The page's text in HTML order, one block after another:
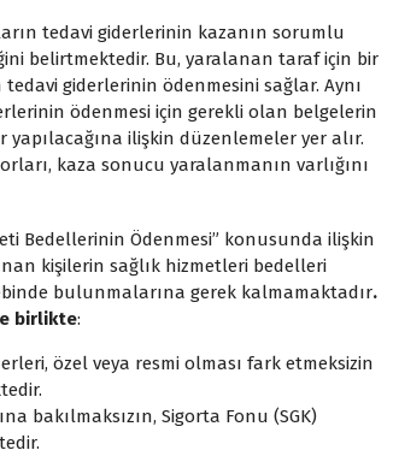
tedavi giderlerinin kazanın sorumlu
belirtmektedir. Bu, yaralanan taraf için bir
giderlerinin ödenmesini sağlar. Aynı
ödenmesi için gerekli olan belgelerin
ilişkin düzenlemeler yer alır.
kaza sonucu yaralanmanın varlığını
Bedellerinin Ödenmesi” konusunda ilişkin
kişilerin sağlık hizmetleri bedelleri
bulunmalarına gerek kalmamaktadır.
birlikte:
özel veya resmi olması fark etmeksizin
bakılmaksızın, Sigorta Fonu (SGK)